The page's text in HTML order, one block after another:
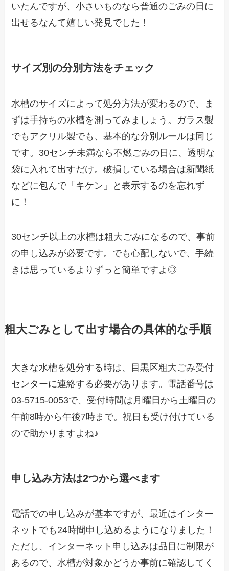
いたんですが、小さいものなら普通のごみの日に
出せるなんて嬉しい発見でした！
サイズ別の分別方法をチェック
水槽のサイズによって処分方法が変わるので、ま
ずは手持ちの水槽を測ってみましょう。ガラス製
でもアクリル製でも、基本的な分別ルールは同じ
です。30センチ未満なら不燃ごみの日に、透明な
袋に入れて出すだけ。破損している場合は新聞紙
などに包んで「キケン」と表示するのを忘れず
に！
30センチ以上の水槽は粗大ごみになるので、事前
の申し込みが必要です。でも心配しないで、手続
きは思っているよりずっと簡単ですよ◎
粗大ごみとして出す場合の具体的な手順
大きな水槽を処分する時は、目黒区粗大ごみ受付
センターに連絡する必要があります。電話番号は
03-5715-0053で、受付時間は月曜日から土曜日の
午前8時から午後7時まで。祝日も受け付けている
ので助かりますよね♪
申し込み方法は2つから選べます
電話での申し込みが基本ですが、最近はインター
ネットでも24時間申し込めるようになりました！
ただし、インターネット申し込みは品目に制限が
あるので、水槽が対象かどうか事前に確認してく